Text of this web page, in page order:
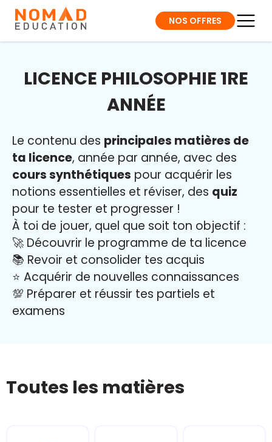
NOS OFFRES
LICENCE PHILOSOPHIE 1RE
ANNÉE
Le contenu des principales matières de
ta licence, année par année, avec des
cours synthétiques pour acquérir les
notions essentielles et réviser, des quiz
pour te tester et progresser !
À toi de jouer, quel que soit ton objectif :
🚀 Découvrir le programme de ta licence
📚 Revoir et consolider tes acquis
⭐️ Acquérir de nouvelles connaissances
💯 Préparer et réussir tes partiels et
examens
Toutes les matières